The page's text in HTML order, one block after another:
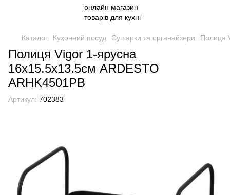
Каталог Кухонний посуд Сушарки та органайзери Полиця
Полиця Vigor 1-ярусна
16х15.5х13.5см ARDESTO
ARHK4501PB
Артикул: 702383